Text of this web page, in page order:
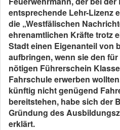
entsprechende Lehr-Lizenz
die „Westfälischen
ehrenamtlichen Kräfte trotz
Stadt einen Eigenanteil von
aufbringen, wenn sie den
nötigen Führerschein
Fahrschule erwerben
künftig nicht genügend
bereitstehen, habe sich der
Gründung des
erklärt.